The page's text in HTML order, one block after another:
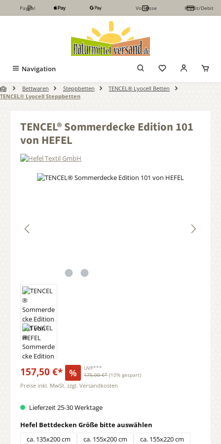
Zum Hauptinhalt springen
PayPal Vorkasse Kredit/Debit
Navigation
Bettwaren Steppbetten
TENCEL® Lyocell Betten
TENCEL® Lyocell Steppbetten
TENCEL® Sommerdecke Edition 101
von HEFEL
Bildergalerie überspringen
157,50 €* %
UVP***
175,00 €* (10% gespart)
Preise inkl. MwSt. zzgl. Versandkosten
Lieferzeit 25-30 Werktage
Hefel Bettdecken Größe bitte auswählen
ca. 135x200 cm
ca. 155x200 cm
ca. 155x220 cm